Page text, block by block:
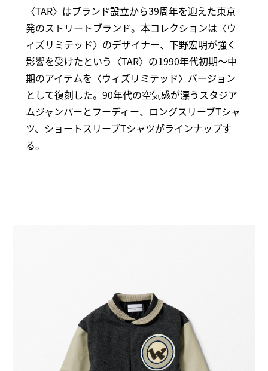
〈TAR〉はブランド設立から39周年を迎えた東京
発のストリートブランド。本コレクションは〈ウ
ィズリミテッド〉のデザイナー、下野宏明が強く
影響を受けたという〈TAR〉の1990年代初期～中
期のアイテムを〈ウィズリミテッド〉バージョン
として復刻した。90年代の空気感が漂うスタジア
ムジャンパーとフーディー、ロングスリーブTシャ
ツ、ショートスリーブTシャツがラインナップす
る。